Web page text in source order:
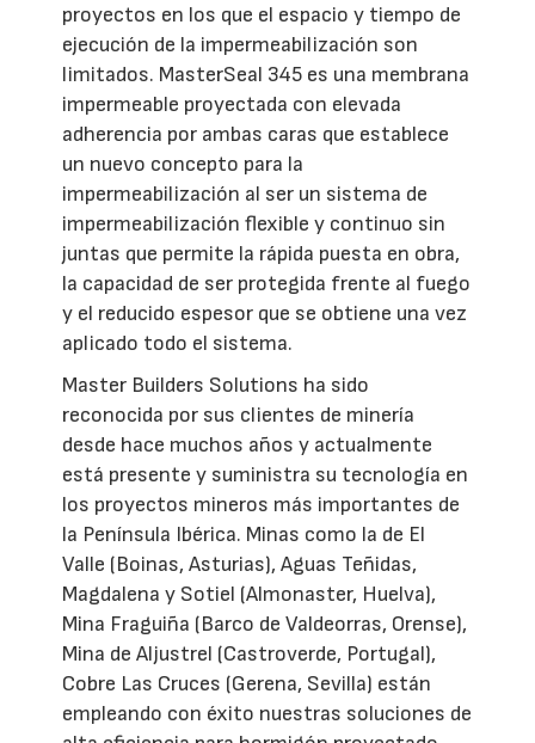
proyectos en los que el espacio y tiempo de
ejecución de la impermeabilización son
limitados. MasterSeal 345 es una membrana
impermeable proyectada con elevada
adherencia por ambas caras que establece
un nuevo concepto para la
impermeabilización al ser un sistema de
impermeabilización flexible y continuo sin
juntas que permite la rápida puesta en obra,
la capacidad de ser protegida frente al fuego
y el reducido espesor que se obtiene una vez
aplicado todo el sistema.
Master Builders Solutions ha sido
reconocida por sus clientes de minería
desde hace muchos años y actualmente
está presente y suministra su tecnología en
los proyectos mineros más importantes de
la Península Ibérica. Minas como la de El
Valle (Boinas, Asturias), Aguas Teñidas,
Magdalena y Sotiel (Almonaster, Huelva),
Mina Fraguiña (Barco de Valdeorras, Orense),
Mina de Aljustrel (Castroverde, Portugal),
Cobre Las Cruces (Gerena, Sevilla) están
empleando con éxito nuestras soluciones de